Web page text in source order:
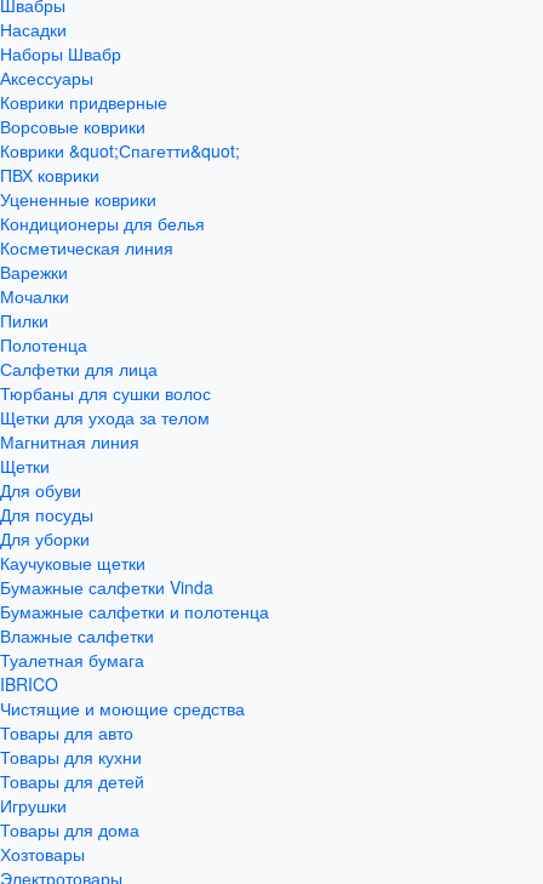
Насадки
Наборы Швабр
Аксессуары
Коврики придверные
Ворсовые коврики
Коврики &quot;Спагетти&quot;
ПВХ коврики
Уцененные коврики
Кондиционеры для белья
Косметическая линия
Варежки
Мочалки
Пилки
Полотенца
Салфетки для лица
Тюрбаны для сушки волос
Щетки для ухода за телом
Магнитная линия
Щетки
Для обуви
Для посуды
Для уборки
Каучуковые щетки
Бумажные салфетки Vinda
Бумажные салфетки и полотенца
Влажные салфетки
Туалетная бумага
IBRICO
Чистящие и моющие средства
Товары для авто
Товары для кухни
Товары для детей
Игрушки
Товары для дома
Хозтовары
Электротовары